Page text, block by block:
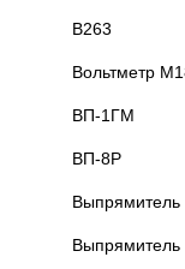
В263
Вольтметр
ВП-1ГМ
ВП-8Р